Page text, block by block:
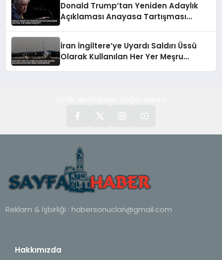
Donald Trump’tan Yeniden Adaylık
Açıklaması Anayasa Tartışması
İran İngiltere’ye Uyardı Saldırı Üssü
Olarak Kullanılan Her Yer Meşru
Reklam & İşbirliği : habersonuclari@gmail.com
Hakkımızda